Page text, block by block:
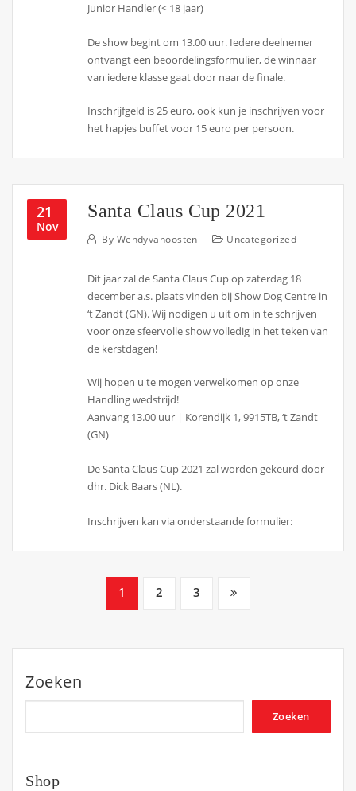
Junior Handler (< 18 jaar)
De show begint om 13.00 uur. Iedere deelnemer
ontvangt een beoordelingsformulier, de winnaar
van iedere klasse gaat door naar de finale.
Inschrijfgeld is 25 euro, ook kun je inschrijven voor
het hapjes buffet voor 15 euro per persoon.
21
Nov
Santa Claus Cup 2021
By Wendyvanoosten Uncategorized
Dit jaar zal de Santa Claus Cup op zaterdag 18
december a.s. plaats vinden bij Show Dog Centre in
‘t Zandt (GN). Wij nodigen u uit om in te schrijven
voor onze sfeervolle show volledig in het teken van
de kerstdagen!
Wij hopen u te mogen verwelkomen op onze
Handling wedstrijd!
Aanvang 13.00 uur | Korendijk 1, 9915TB, ‘t Zandt
(GN)
De Santa Claus Cup 2021 zal worden gekeurd door
dhr. Dick Baars (NL).
Inschrijven kan via onderstaande formulier:
Berichtnavigatie
1 2 3
Zoeken
Zoeken
Shop